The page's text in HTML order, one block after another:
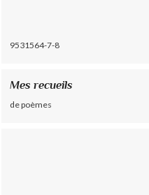
9531564-7-8
Mes recueils
de poèmes